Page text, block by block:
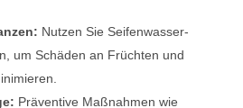
Nutzen Sie Seifenwasser-
um Schäden an Früchten und
Präventive Maßnahmen wie